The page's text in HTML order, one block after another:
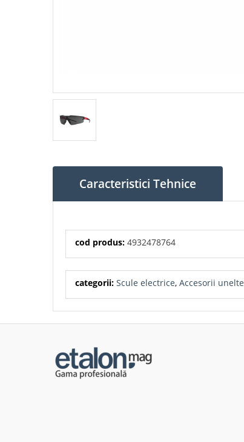
Caracteristici Tehnice
cod produs: 4932478764
categorii: Scule electrice, Accesorii unelte